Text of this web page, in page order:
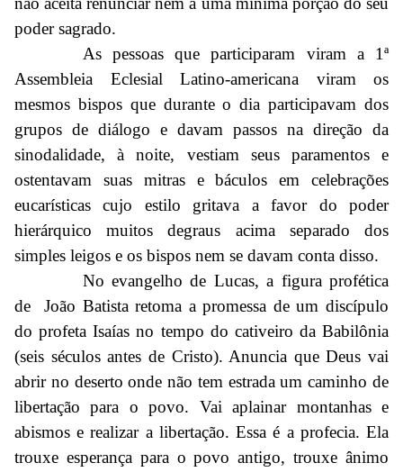
poder sagrado.
As pessoas que participaram viram a 1ª
Assembleia Eclesial Latino-americana viram os
mesmos bispos que durante o dia participavam dos
grupos de diálogo e davam passos na direção da
sinodalidade, à noite, vestiam seus paramentos e
ostentavam suas mitras e báculos em celebrações
eucarísticas cujo estilo gritava a favor do poder
hierárquico muitos degraus acima separado dos
simples leigos e os bispos nem se davam conta disso.
No evangelho de Lucas, a figura profética
de João Batista retoma a promessa de um discípulo
do profeta Isaías no tempo do cativeiro da Babilônia
(seis séculos antes de Cristo). Anuncia que Deus vai
abrir no deserto onde não tem estrada um caminho de
libertação para o povo. Vai aplainar montanhas e
abismos e realizar a libertação. Essa é a profecia. Ela
trouxe esperança para o povo antigo, trouxe ânimo